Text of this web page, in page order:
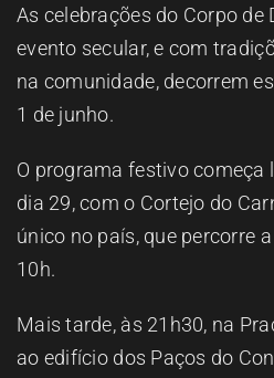
As celebrações do Corpo de
evento secular, e com
na comunidade, decorrem
1 de junho.
O programa festivo começa
dia 29, com o Cortejo do
único no país, que percorre
10h.
Mais tarde, às 21h30, na
ao edifício dos Paços do